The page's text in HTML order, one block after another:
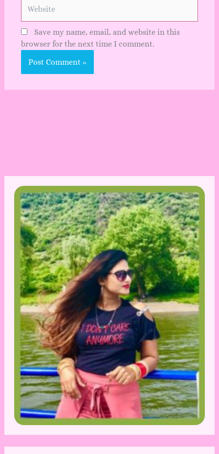
Save my name, email, and website in this
browser for the next time I comment.